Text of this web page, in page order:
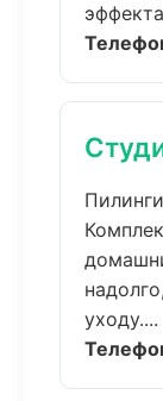
уходу....